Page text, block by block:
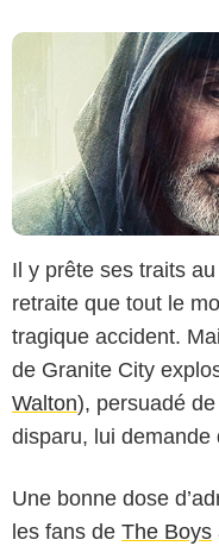
Il y prête ses traits
retraite que tout le
tragique accident.
de Granite City
Walton), persuadé
disparu, lui demande
Une bonne dose
les fans de The Boys